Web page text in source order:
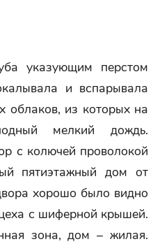
указующим перстом
и вспарывала
облаков, из которых на
мелкий дождь.
с колючей проволокой
пятиэтажный дом от
хорошо было видно
с шиферной крышей.
зона, дом – жилая.